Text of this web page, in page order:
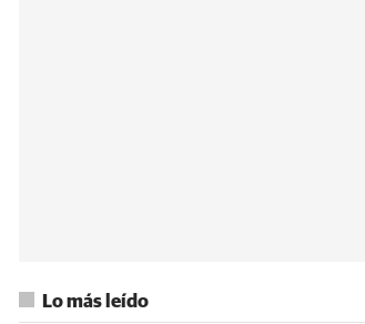
Lo más leído